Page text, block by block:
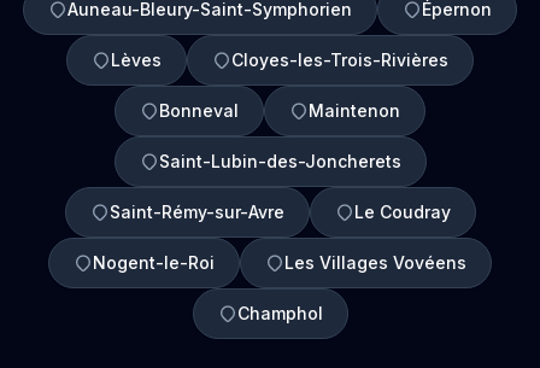
Auneau-Bleury-Saint-Symphorien Épernon
Lèves Cloyes-les-Trois-Rivières
Bonneval Maintenon
Saint-Lubin-des-Joncherets
Saint-Rémy-sur-Avre Le Coudray
Nogent-le-Roi Les Villages Vovéens
Champhol